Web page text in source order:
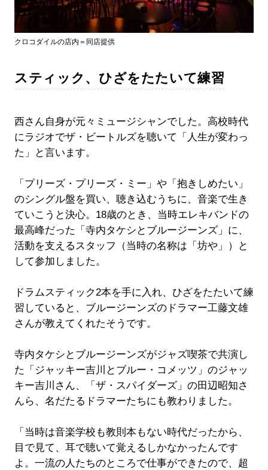
クロコダイルの店内＝同店提供
スティック、ひざをたたいて練習
西さん自身が元々ミュージシャンでした。高校時代
にラジオでザ・ビートルズを聴いて「人生が変わっ
た」と言います。
「プリーズ・プリーズ・ミー」や「抱きしめたい」
のシングル盤を買い、聴き込むうちに、音楽で生き
ていこうと決心。18歳のとき、当時エレキバンドの
最高峰だった「寺内タケシとブルージーンズ」に、
活動を支えるスタッフ（当時の名称は「坊や」）と
して参加しました。
ドラムスティック2本を手に入れ、ひざをたたいて練
習していると、ブルージーンズのドラマー工藤文雄
さんが教えてくれたそうです。
寺内タケシとブルージーンズがジャズ喫茶で共演し
た「ジャッキー吉川とブルー・コメッツ」のジャッ
キー吉川さん、「ザ・スパイダーズ」の田辺昭知さ
んら、名だたるドラマーたちにも教わりました。
「当時は音楽学校も教則本もない時代だったから、
目で見て、耳で聴いて覚えるしかなかったんです
よ。一流の人たちのところで仕事ができたので、超